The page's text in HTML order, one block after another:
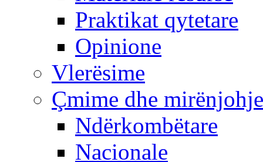
Praktikat qytetare
Opinione
Vlerësime
Çmime dhe mirënjohje
Ndërkombëtare
Nacionale